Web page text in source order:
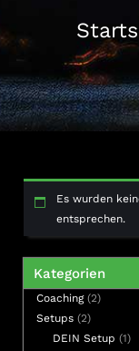
Es wurden
entsprechen.
Kategorien
Coaching 22
Setups 22
Produkte
DEIN Setup 11